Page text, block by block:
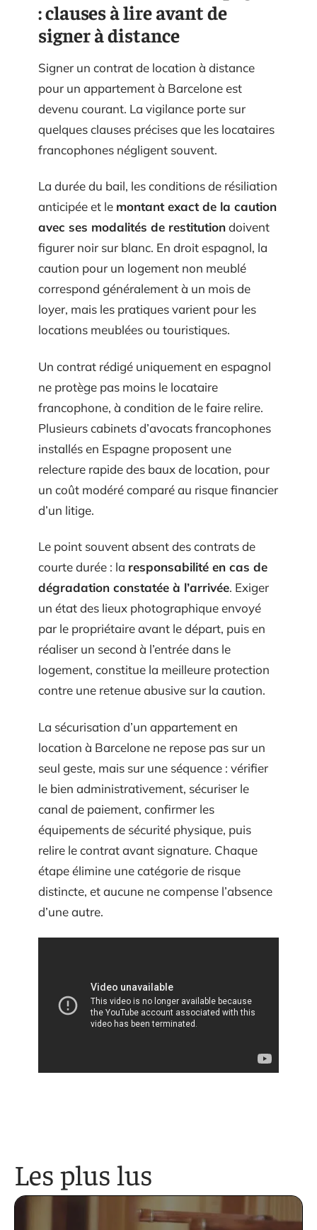
: clauses à lire avant de
signer à distance
Signer un contrat de location à distance
pour un appartement à Barcelone est
devenu courant. La vigilance porte sur
quelques clauses précises que les locataires
francophones négligent souvent.
La durée du bail, les conditions de résiliation
anticipée et le montant exact de la caution
avec ses modalités de restitutiondoivent
figurer noir sur blanc. En droit espagnol, la
caution pour un logement non meublé
correspond généralement à un mois de
loyer, mais les pratiques varient pour les
locations meublées ou touristiques.
Un contrat rédigé uniquement en espagnol
ne protège pas moins le locataire
francophone, à condition de le faire relire.
Plusieurs cabinets d’avocats francophones
installés en Espagne proposent une
relecture rapide des baux de location, pour
un coût modéré comparé au risque financier
d’un litige.
Le point souvent absent des contrats de
courte durée : la responsabilité en cas de
dégradation constatée à l’arrivée. Exiger
un état des lieux photographique envoyé
par le propriétaire avant le départ, puis en
réaliser un second à l’entrée dans le
logement, constitue la meilleure protection
contre une retenue abusive sur la caution.
La sécurisation d’un appartement en
location à Barcelone ne repose pas sur un
seul geste, mais sur une séquence : vérifier
le bien administrativement, sécuriser le
canal de paiement, confirmer les
équipements de sécurité physique, puis
relire le contrat avant signature. Chaque
étape élimine une catégorie de risque
distincte, et aucune ne compense l’absence
d’une autre.
Les plus lus